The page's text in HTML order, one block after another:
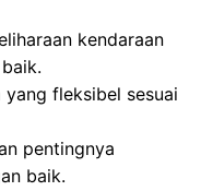
kendaraan
fleksibel sesuai
pentingnya
baik.